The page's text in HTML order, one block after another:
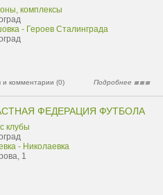
комплексы
- Героев Сталинграда
и комментарии (0) Подробнее
ФЕДЕРАЦИЯ ФУТБОЛА
клубы
- Николаевка
1